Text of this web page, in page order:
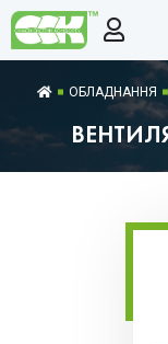
ОБЛАДНАННЯ